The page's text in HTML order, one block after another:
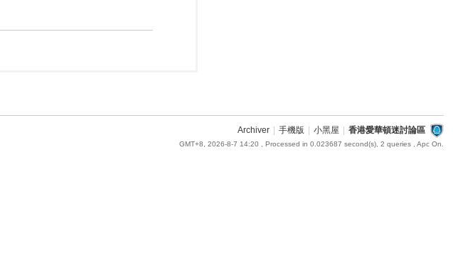
Archiver 手機版 小黑屋 香港愛華頓迷討論區
GMT+8, 2026-8-7 14:20 , Processed in 0.023687 second(s), 2 queries , Apc On.